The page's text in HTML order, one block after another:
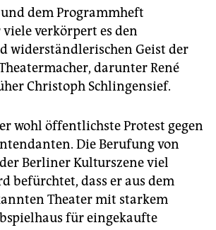
dem Programmheft
verkörpert es den
widerständlerischen Geist der
darunter René
Christoph Schlingensief.
wohl öffentlichste Protest gegen
Die Berufung von
Berliner Kulturszene viel
befürchtet, dass er aus dem
Theater mit starkem
für eingekaufte